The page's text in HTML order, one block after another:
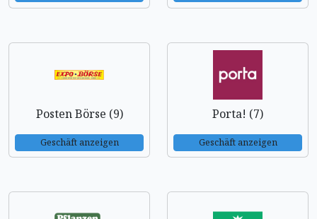
Posten Börse (9)
Geschäft anzeigen
Porta! (7)
Geschäft anzeigen